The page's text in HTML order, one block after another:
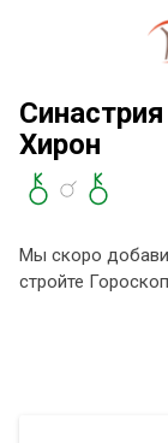
Хирон
Мы скоро
стройте